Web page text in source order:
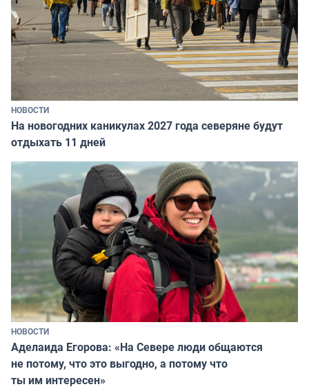
НОВОСТИ
На новогодних каникулах 2027 года северяне будут
отдыхать 11 дней
НОВОСТИ
Аделаида Егорова: «На Севере люди общаются
не потому, что это выгодно, а потому что
ты им интересен»